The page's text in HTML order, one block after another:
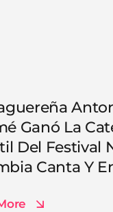
Ganó La
Del Festival
Canta Y